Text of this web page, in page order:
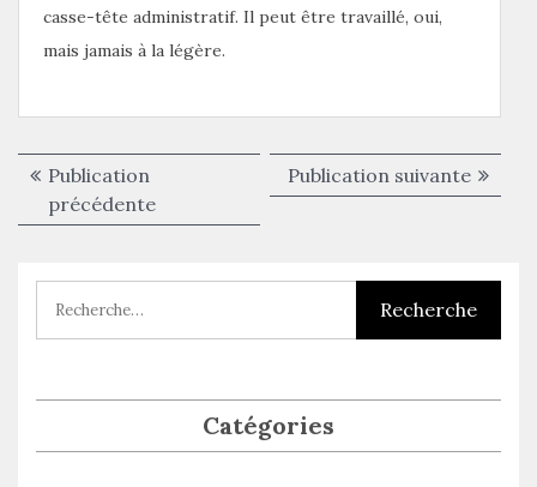
casse-tête administratif. Il peut être travaillé, oui,
mais jamais à la légère.
Navigation
de
Publication
précédentePublication
précédente :
Publication suivante
Catégories